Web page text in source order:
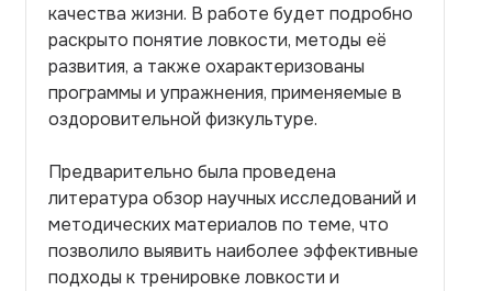
качества жизни. В работе будет подробно
раскрыто понятие ловкости, методы её
развития, а также охарактеризованы
программы и упражнения, применяемые в
оздоровительной физкультуре.
Предварительно была проведена
литература обзор научных исследований и
методических материалов по теме, что
позволило выявить наиболее эффективные
подходы к тренировке ловкости и